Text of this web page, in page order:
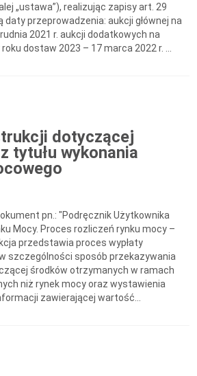
„ustawa”), realizując zapisy art. 29
daty przeprowadzenia: aukcji głównej na
2021 r. aukcji dodatkowych na
dostaw 2023 – 17 marca 2022 r. ...
dotyczącej
tytułu wykonania
pn.: "Podręcznik Użytkownika
Mocy. Proces rozliczeń rynku mocy –
przedstawia proces wypłaty
szczególności sposób przekazywania
środków otrzymanych w ramach
niż rynek mocy oraz wystawienia
zawierającej wartość...